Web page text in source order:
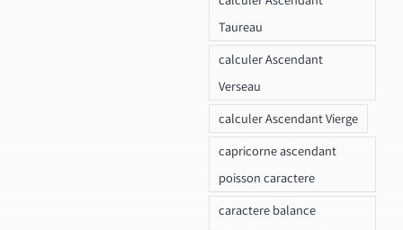
Taureau
calculer Ascendant
Verseau
calculer Ascendant Vierge
capricorne ascendant
poisson caractere
caractere balance